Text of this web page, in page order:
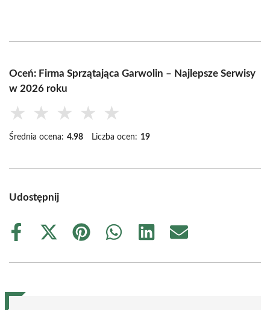
Oceń: Firma Sprzątająca Garwolin – Najlepsze Serwisy
w 2026 roku
★ ★ ★ ★ ★
Średnia ocena: 4.98 Liczba ocen: 19
Udostępnij
Share
Share
(Twitter)
Share
Share
Share
Share